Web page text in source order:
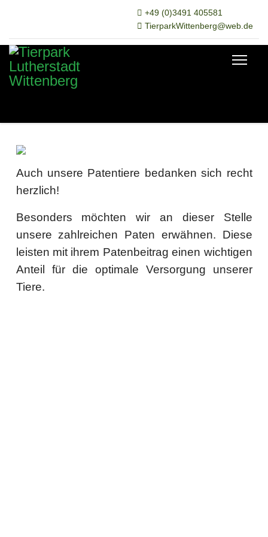
+49 (0)3491 405581
TierparkWittenberg@web.de
Auch unsere Patentiere bedanken sich recht
herzlich!
Besonders möchten wir an dieser Stelle
unsere zahlreichen Paten erwähnen. Diese
leisten mit ihrem Patenbeitrag einen wichtigen
Anteil für die optimale Versorgung unserer
Tiere.